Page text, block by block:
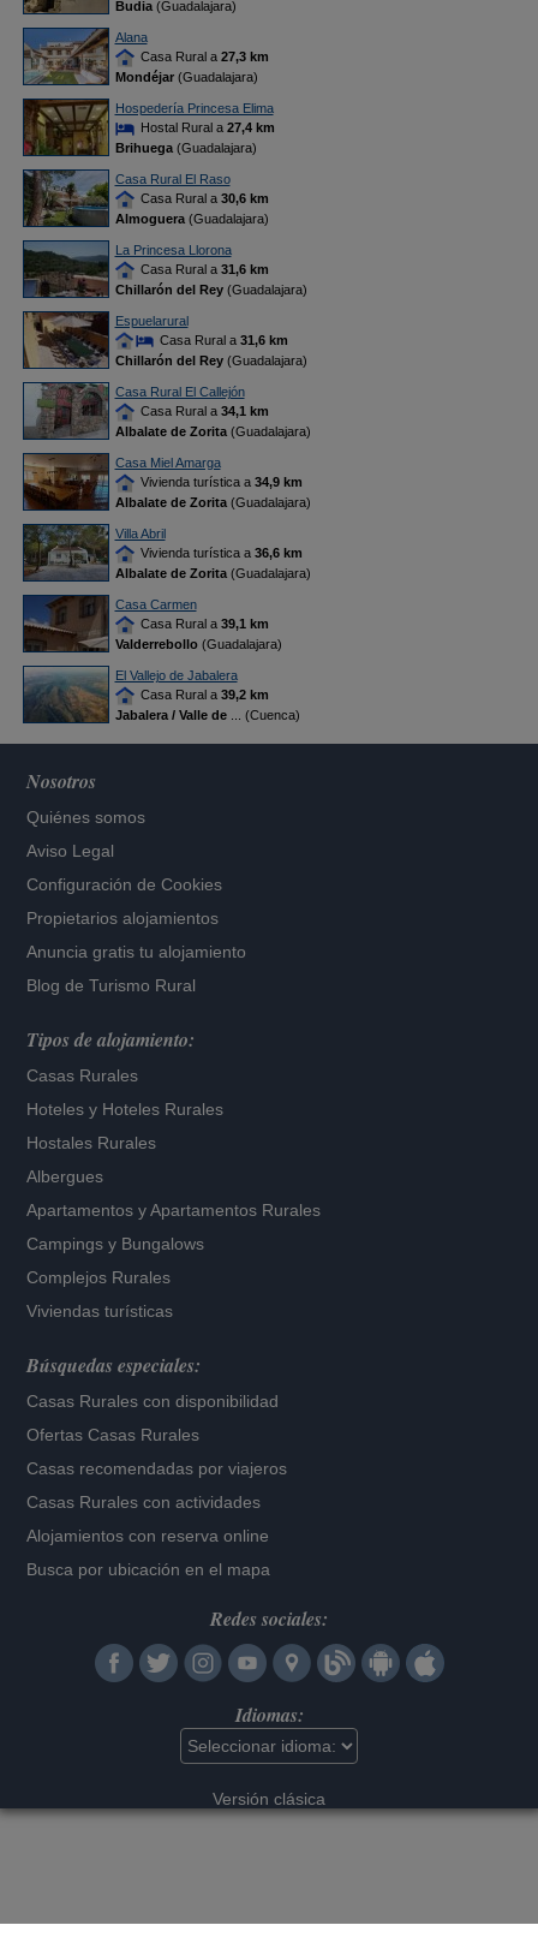
Budia(Guadalajara)
Alana
Casa Rural a 27,3 km
Mondéjar(Guadalajara)
Hospedería Princesa Elima
Hostal Rural a 27,4 km
Brihuega(Guadalajara)
Casa Rural El Raso
Casa Rural a 30,6 km
Almoguera(Guadalajara)
La Princesa Llorona
Casa Rural a 31,6 km
Chillarón del Rey(Guadalajara)
Espuelarural
Casa Rural a 31,6 km
Chillarón del Rey(Guadalajara)
Casa Rural El Callejón
Casa Rural a 34,1 km
Albalate de Zorita(Guadalajara)
Casa Miel Amarga
Vivienda turística a 34,9 km
Albalate de Zorita(Guadalajara)
Villa Abril
Vivienda turística a 36,6 km
Albalate de Zorita(Guadalajara)
Casa Carmen
Casa Rural a 39,1 km
Valderrebollo(Guadalajara)
El Vallejo de Jabalera
Casa Rural a 39,2 km
Jabalera / Valle de
... (Cuenca)
Nosotros
Quiénes somos
Aviso Legal
Configuración de Cookies
Propietarios alojamientos
Anuncia gratis tu alojamiento
Blog de Turismo Rural
Tipos de alojamiento:
Casas Rurales
Hoteles y Hoteles Rurales
Hostales Rurales
Albergues
Apartamentos yApartamentos Rurales
Campings y Bungalows
Complejos Rurales
Viviendas turísticas
Búsquedas especiales:
Casas Rurales con disponibilidad
Ofertas Casas Rurales
Casas recomendadas por viajeros
Casas Rurales con actividades
Alojamientos con reserva online
Busca por ubicación en el mapa
Redes sociales:
Idiomas:
Versión clásica